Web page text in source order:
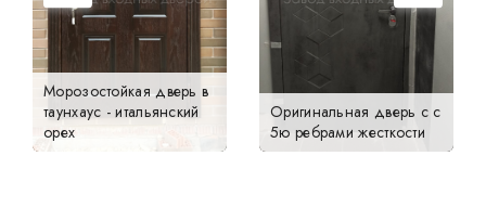
Морозостойкая дверь в
таунхаус - итальянский
орех
Оригинальная дверь с с
5ю ребрами жесткости